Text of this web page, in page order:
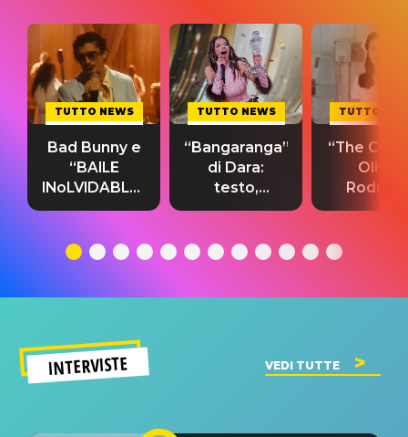
TUTTO NEWS
Bad Bunny e
“BAILE
INoLVIDABLE”:
testo,
significato
TUTTO NEWS
“Bangaranga”
di Dara:
testo,
traduzione e
del singolo
TUTTO
“The
Olivia
testo,
INTERVISTE VEDI TUTTE